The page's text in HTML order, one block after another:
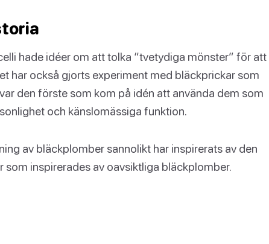
hade idéer om att tolka “tvetydiga mönster” för att
har också gjorts experiment med bläckprickar som
den förste som kom på idén att använda dem som
och känslomässiga funktion.
av bläckplomber sannolikt har inspirerats av den
som inspirerades av oavsiktliga bläckplomber.